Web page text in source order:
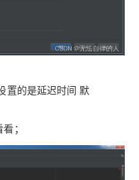
置的是延迟时间 默
；